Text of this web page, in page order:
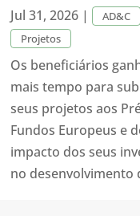
Jul 31, 2026 | AD&C
Projetos
Os beneficiários
mais tempo para
seus projetos aos
Fundos Europeus e
impacto dos seus
no desenvolvimento